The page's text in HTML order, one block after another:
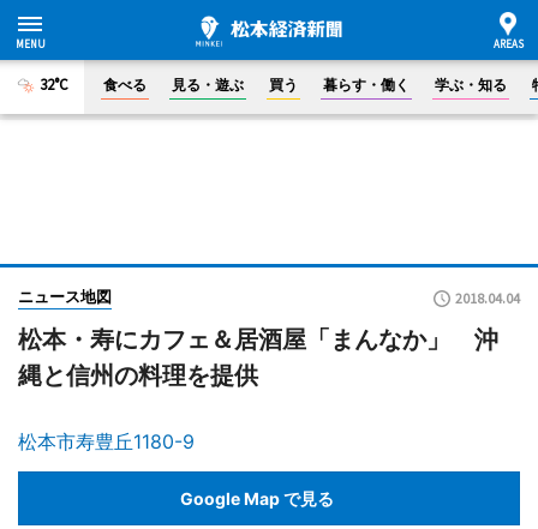
32°C 食べる 見る・遊ぶ 買う 暮らす・働く 学ぶ・知る
ニュース地図 2018.04.04
松本・寿にカフェ＆居酒屋「まんなか」 沖
縄と信州の料理を提供
松本市寿豊丘1180-9
Google Map で見る